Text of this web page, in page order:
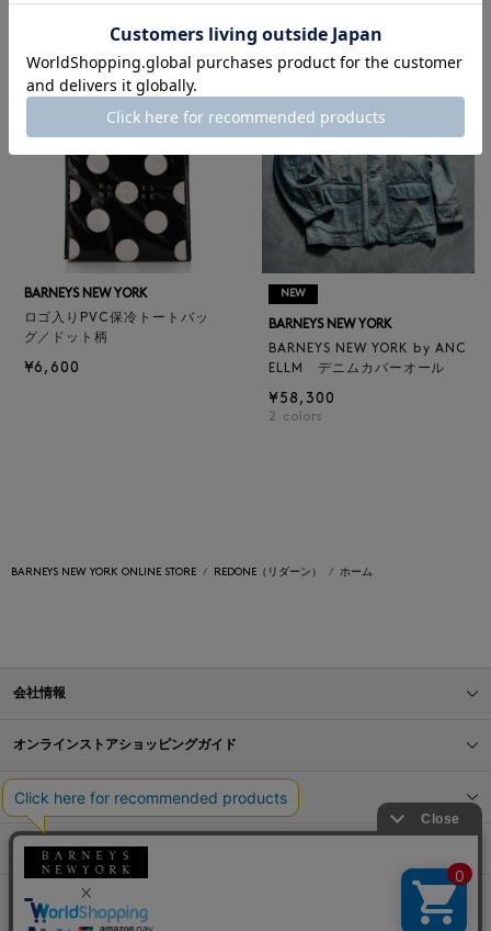
BARNEYS NEW YORK
ロゴ入りPVC保冷トートバッ
グ／ドット柄
¥6,600
NEW
BARNEYS NEW YORK
BARNEYS NEW YORK by ANC
ELLM デニムカバーオール
¥58,300
2 colors
BARNEYS NEW YORK ONLINE STORE REDONE（リダーン） ホーム
会社情報
オンラインストアショッピングガイド
店舗情報
サービス